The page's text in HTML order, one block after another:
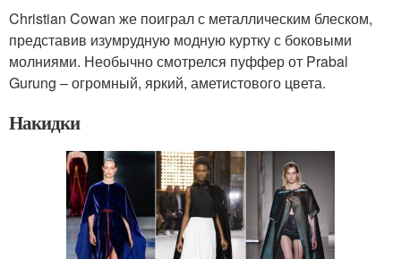
Christian Cowan же поиграл с металлическим блеском,
представив изумрудную модную куртку с боковыми
молниями. Необычно смотрелся пуффер от Prabal
Gurung – огромный, яркий, аметистового цвета.
Накидки